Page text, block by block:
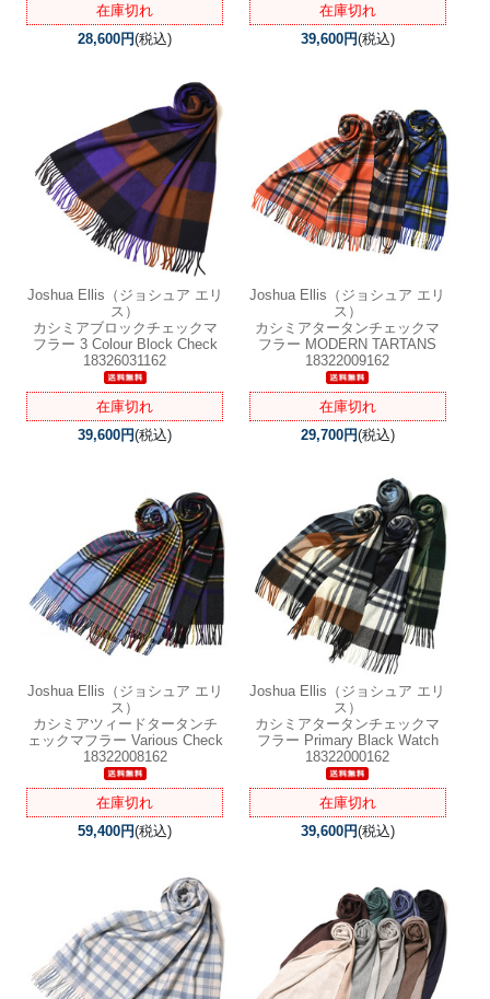
在庫切れ
28,600円(税込)
在庫切れ
39,600円(税込)
Joshua Ellis（ジョシュア エリ
ス）
カシミアブロックチェックマ
フラー 3 Colour Block Check
18326031162
在庫切れ
39,600円(税込)
Joshua Ellis（ジョシュア エリ
ス）
カシミアタータンチェックマ
フラー MODERN TARTANS
18322009162
在庫切れ
29,700円(税込)
Joshua Ellis（ジョシュア エリ
ス）
カシミアツィードタータンチ
ェックマフラー Various Check
18322008162
在庫切れ
59,400円(税込)
Joshua Ellis（ジョシュア エリ
ス）
カシミアタータンチェックマ
フラー Primary Black Watch
18322000162
在庫切れ
39,600円(税込)